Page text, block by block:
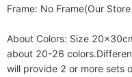
Frame: No Frame(Our
About Colors: Size
about 20-26
will provide 2 or more sets